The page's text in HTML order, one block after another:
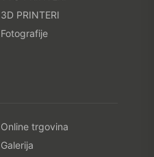
3D PRINTERI
Fotografije
Online trgovina
Galerija